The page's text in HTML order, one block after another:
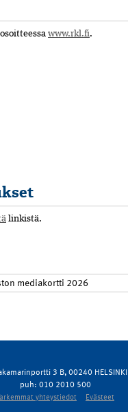
www.rkl.fi.
linkistä.
mediakortti 2026
3 B, 00240 HELSINKI
puh: 010 2010 500
yhteystiedot Evästeet